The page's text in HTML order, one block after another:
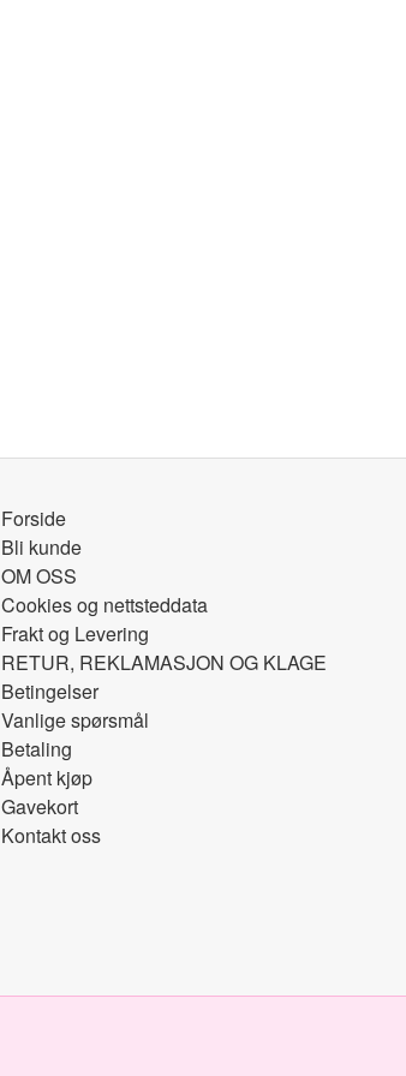
Forside
Bli kunde
OM OSS
Cookies og nettsteddata
Frakt og Levering
RETUR, REKLAMASJON OG KLAGE
Betingelser
Vanlige spørsmål
Betaling
Åpent kjøp
Gavekort
Kontakt oss